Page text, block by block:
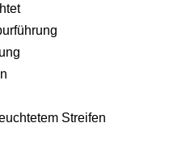
Streifen